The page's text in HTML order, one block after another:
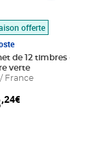
offerte
de 12 timbres - Le
verte
France
,24€